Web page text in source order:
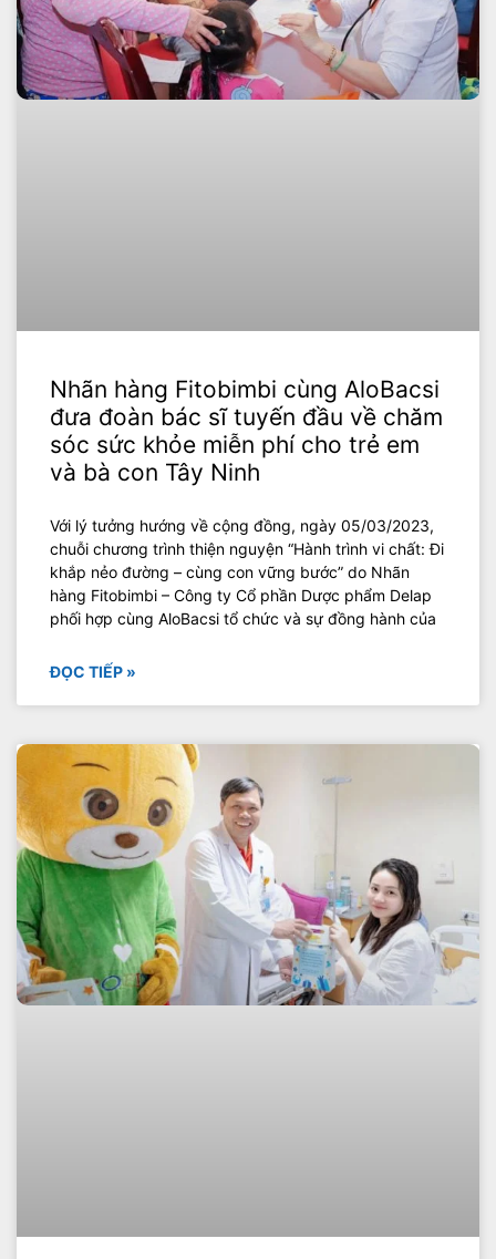
Nhãn hàng Fitobimbi cùng AloBacsi
đưa đoàn bác sĩ tuyến đầu về chăm
sóc sức khỏe miễn phí cho trẻ em
và bà con Tây Ninh
Với lý tưởng hướng về cộng đồng, ngày 05/03/2023,
chuỗi chương trình thiện nguyện “Hành trình vi chất: Đi
khắp nẻo đường – cùng con vững bước” do Nhãn
hàng Fitobimbi – Công ty Cổ phần Dược phẩm Delap
phối hợp cùng AloBacsi tổ chức và sự đồng hành của
ĐỌC TIẾP »